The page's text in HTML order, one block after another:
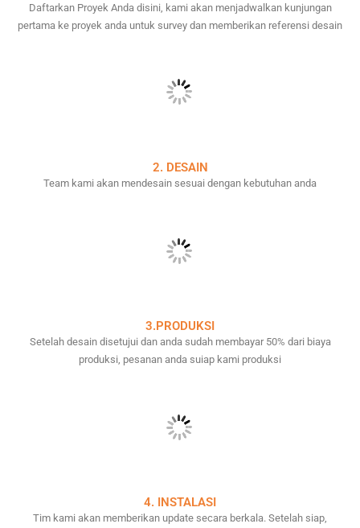
Daftarkan Proyek Anda disini, kami akan menjadwalkan kunjungan
pertama ke proyek anda untuk survey dan memberikan referensi desain
2. DESAIN
Team kami akan mendesain sesuai dengan kebutuhan anda
3.PRODUKSI
Setelah desain disetujui dan anda sudah membayar 50% dari biaya
produksi, pesanan anda suiap kami produksi
4. INSTALASI
Tim kami akan memberikan update secara berkala. Setelah siap,